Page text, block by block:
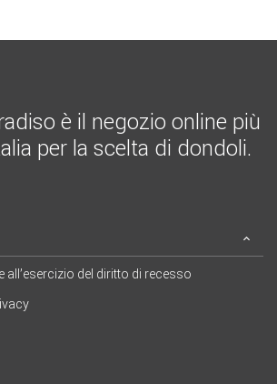
è il negozio online più
per la scelta di dondoli.
all’esercizio del diritto di recesso